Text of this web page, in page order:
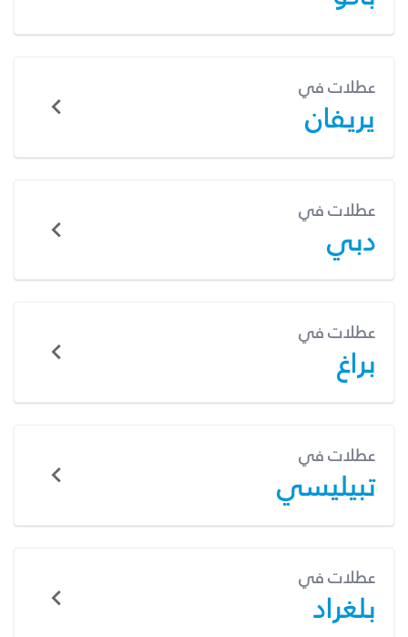
عطلات في
يريفان
عطلات في
دبي
عطلات في
براغ
عطلات في
تبيليسي
عطلات في
بلغراد